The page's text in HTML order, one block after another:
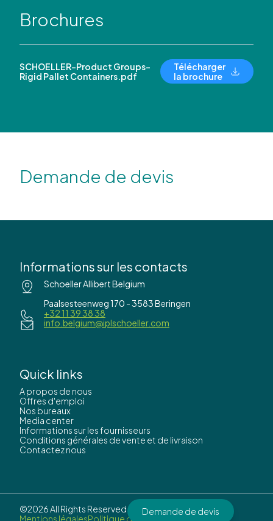
Brochures
SCHOELLER-Product Groups-
Rigid Pallet Containers.pdf
Télécharger
la brochure
Demande de devis
Demande de devis
Informations sur les contacts
Schoeller Allibert Belgium
Paalsesteenweg 170 - 3583 Beringen
+32 11 39 38 38
info.belgium@iplschoeller.com
Quick links
A propos de nous
Offres d'emploi
Nos bureaux
Media center
Informations sur les fournisseurs
Conditions générales de vente et de livraison
Contactez nous
©2026 All Rights Reserved by
IPL Schoeller.
Mentions légalesPolitique de confidentialité